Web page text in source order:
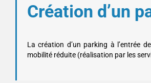
Création d’un
La création d’un parking à l’entrée
mobilité réduite (réalisation par les